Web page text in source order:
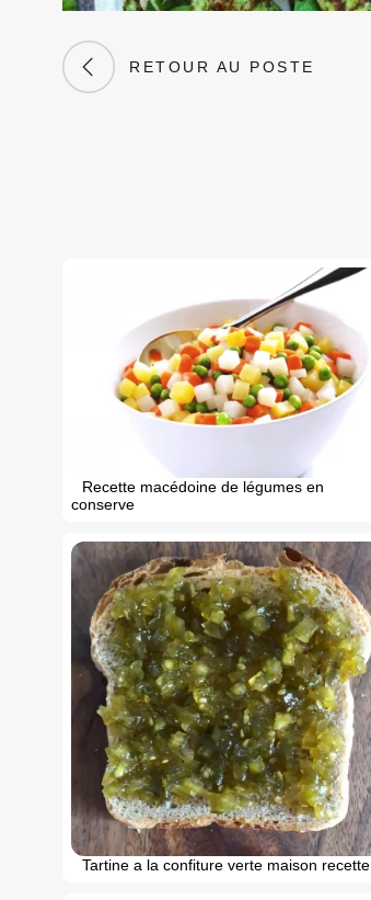
RETOUR AU POSTE
Recette macédoine de légumes en
conserve
Tartine a la confiture verte maison recette